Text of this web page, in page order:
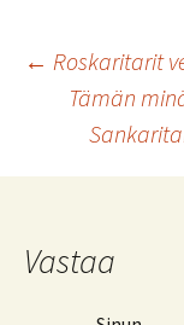
selaus
← Roskaritarit
Tämän
Vastaa